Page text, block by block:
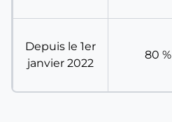
Depuis le 1er
janvier 2022
80 %